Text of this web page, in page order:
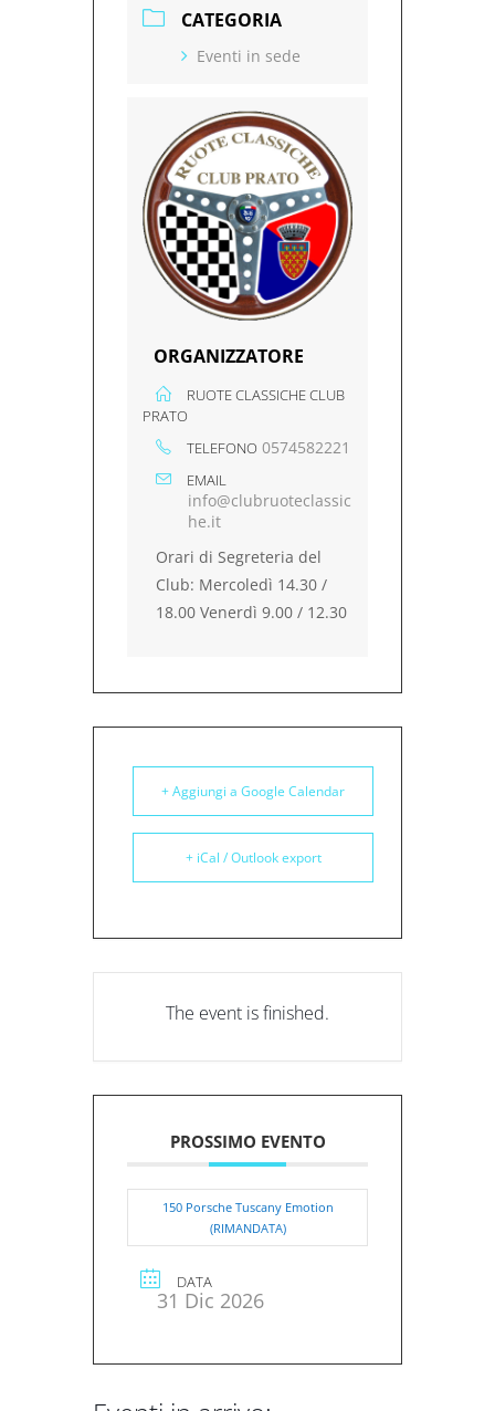
CATEGORIA
Eventi in sede
ORGANIZZATORE
RUOTE CLASSICHE CLUB
PRATO
TELEFONO 0574582221
EMAIL
info@clubruoteclassic
he.it
Orari di Segreteria del
Club: Mercoledì 14.30 /
18.00 Venerdì 9.00 / 12.30
+ Aggiungi a Google Calendar
+ iCal / Outlook export
The event is finished.
PROSSIMO EVENTO
150 Porsche Tuscany Emotion
(RIMANDATA)
DATA
31 Dic 2026